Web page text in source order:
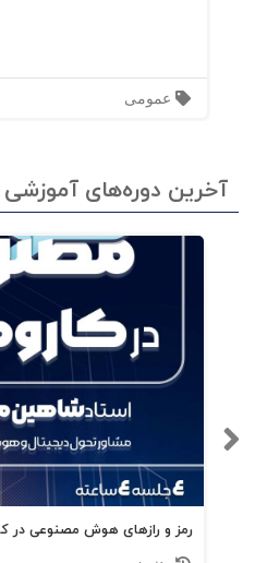
عمومی
آخرین دوره‌های آموزشی
رمز و رازهای هوش مصنوعی در